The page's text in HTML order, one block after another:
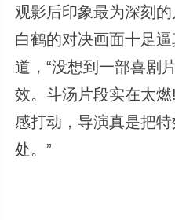
观影后印象最为深刻的
白鹤的对决画面十足
道，“没想到一部喜剧
效。斗汤片段实在太
感打动，导演真是把
处。”